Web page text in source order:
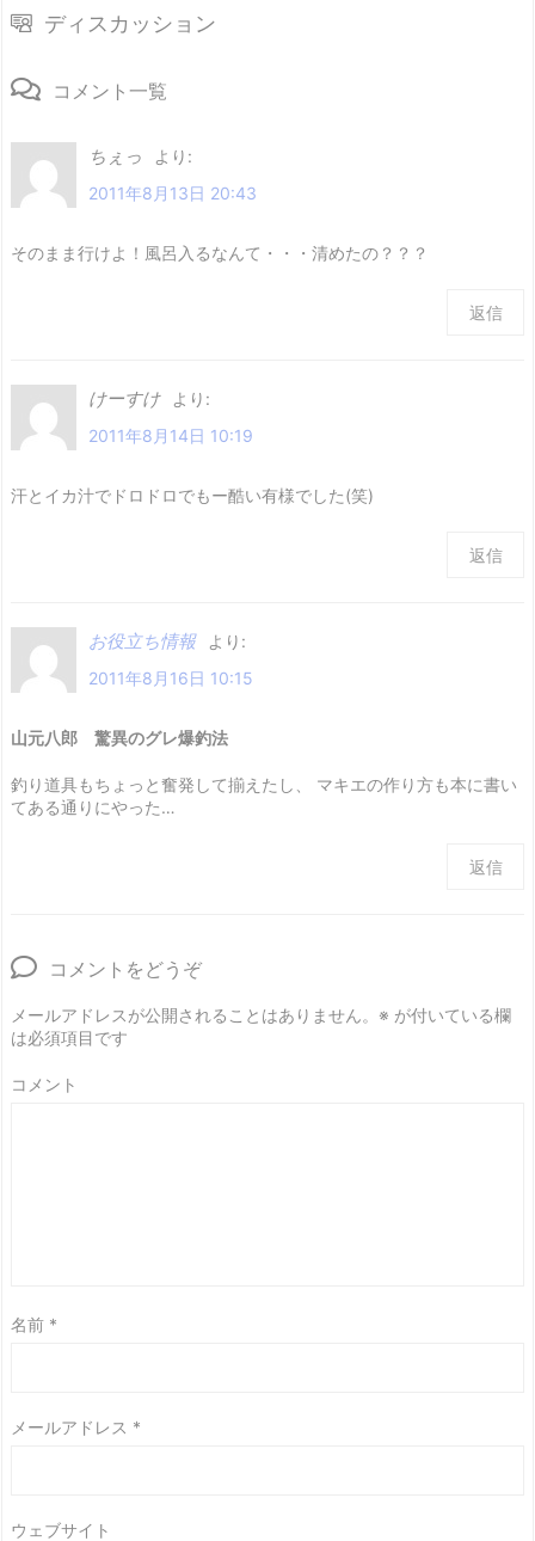
ディスカッション
コメント一覧
ちぇっ
より:
2011年8月13日 20:43
そのまま行けよ！風呂入るなんて・・・清めたの？？？
返信
けーすけ
より:
2011年8月14日 10:19
汗とイカ汁でドロドロでもー酷い有様でした(笑)
返信
お役立ち情報
より:
2011年8月16日 10:15
山元八郎 驚異のグレ爆釣法
釣り道具もちょっと奮発して揃えたし、 マキエの作り方も本に書い
てある通りにやった…
返信
コメントをどうぞ
メールアドレスが公開されることはありません。 ※ が付いている欄
は必須項目です
コメント
名前 *
メールアドレス *
ウェブサイト